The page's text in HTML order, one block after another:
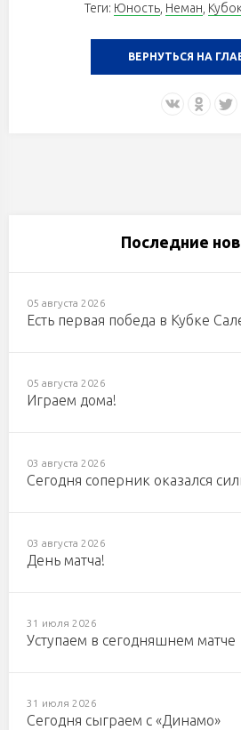
Теги: Юность, Неман,
ВЕРНУТЬСЯ НА
Последние
05 августа 2026
Есть первая победа в Кубке
05 августа 2026
Играем дома!
03 августа 2026
Сегодня соперник оказался
03 августа 2026
День матча!
31 июля 2026
Уступаем в сегодняшнем матче
31 июля 2026
Сегодня сыграем с «Динамо»